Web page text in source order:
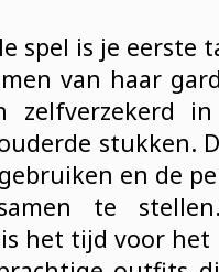
spel is je eerste
van haar
zelfverzekerd
stukken.
en de
te
het tijd voor het